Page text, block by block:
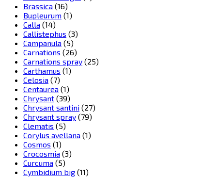
Brassica (16)
Bupleurum (1)
Calla (14)
Callistephus (3)
Campanula (5)
Carnations (26)
Carnations spray (25)
Carthamus (1)
Celosia (7)
Centaurea (1)
Chrysant (39)
Chrysant santini (27)
Chrysant spray (79)
Clematis (5)
Corylus avellana (1)
Cosmos (1)
Crocosmia (3)
Curcuma (5)
Cymbidium big (11)